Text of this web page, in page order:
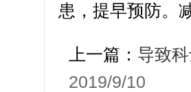
患，提早预防。
上一篇： 导致
2019/9/10